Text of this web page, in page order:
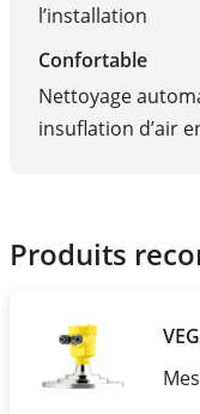
l’installation
Confortable
Nettoyage
insuflation d’air
Produits